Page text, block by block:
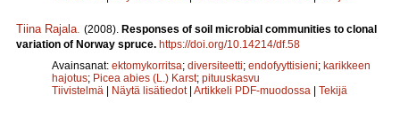
Tiina Rajala (2008). Responses of soil microbial communities to clonal
variation of Norway spruce. https://doi.org/10.14214/df.58
Avainsanat: ektomykorritsa; diversiteetti; endofyyttisieni; karikkeen
hajotus; Picea abies (L.) Karst; pituuskasvu
Tiivistelmä | Näytä lisätiedot | Artikkeli PDF-muodossa | Tekijä